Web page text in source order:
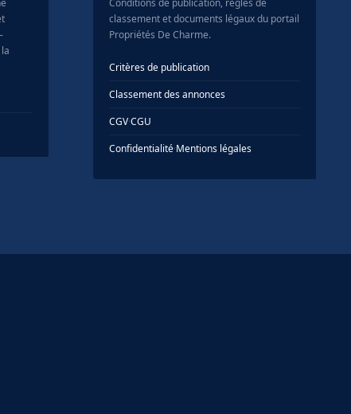
Conditions de publication, règles de
classement et documents légaux du portail
Propriétés De Charme.
Critères de publication
Classement des annonces
CGV·CGU
Confidentialité·Mentions légales